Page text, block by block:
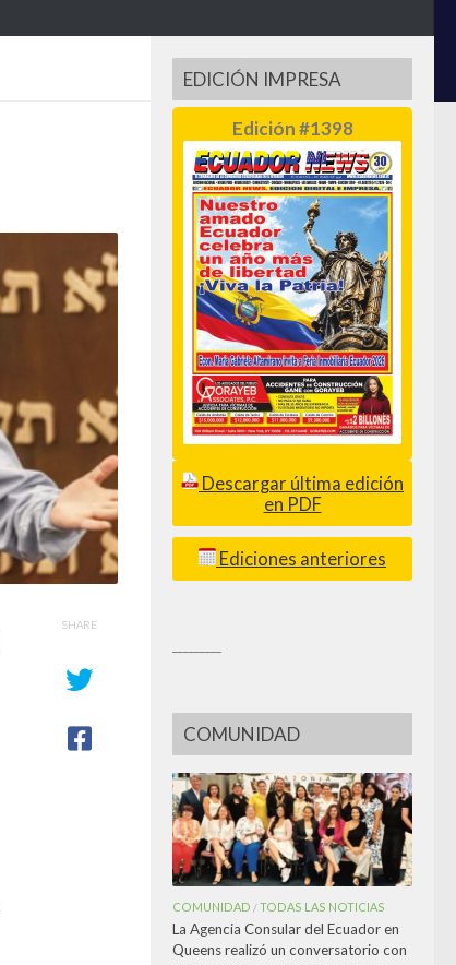
SHARE
EDICIÓN IMPRESA
Edición #1398
Descargar última edición
en PDF
Ediciones anteriores
COMUNIDAD
COMUNIDAD /TODAS LAS NOTICIAS
La Agencia Consular del Ecuador en
Queens realizó un conversatorio con